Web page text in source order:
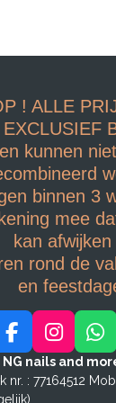
! ALLE
EXCLUSIEF
kunnen
binnen 3
mee
kan afwijken
rond de
en
F
a
c
I
n
s
W
h
a
NG nails and
nr. : 77164512